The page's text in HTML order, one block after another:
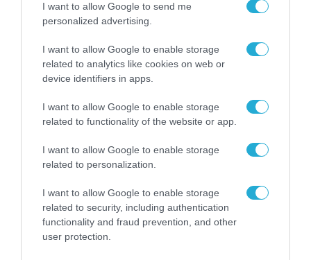
I want to allow Google to send me
personalized advertising.
I want to allow Google to enable storage
related to analytics like cookies on web or
device identifiers in apps.
I want to allow Google to enable storage
related to functionality of the website or app.
I want to allow Google to enable storage
related to personalization.
I want to allow Google to enable storage
related to security, including authentication
functionality and fraud prevention, and other
user protection.
ΡΟΗ ΕΙΔΗΣΕΩΝ
Το χρηματοδοτούμενο
από την ΕΕ έργο “The